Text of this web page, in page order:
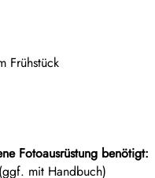
Frühstück
Fotoausrüstung benötigt:
mit Handbuch)